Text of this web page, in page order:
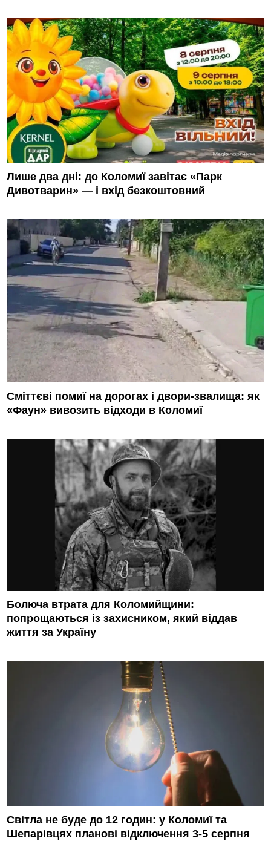
Лише два дні: до Коломиї завітає «Парк
Дивотварин» — і вхід безкоштовний
Сміттєві помиї на дорогах і двори-звалища: як
«Фаун» вивозить відходи в Коломиї
Болюча втрата для Коломийщини:
попрощаються із захисником, який віддав
життя за Україну
Світла не буде до 12 годин: у Коломиї та
Шепарівцях планові відключення 3-5 серпня